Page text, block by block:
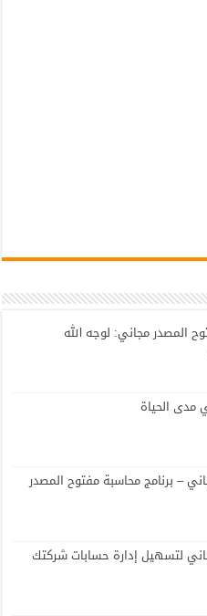
المصدر مجاني: لوجه الله
مدى الحياة
– برنامج محاسبة مفتوح المصدر
لتسهيل إدارة حسابات شركتك